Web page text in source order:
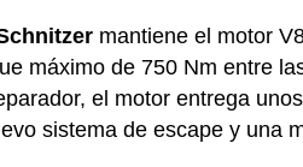
mantiene el motor
máximo de 750 Nm entre
el motor entrega
sistema de escape y una